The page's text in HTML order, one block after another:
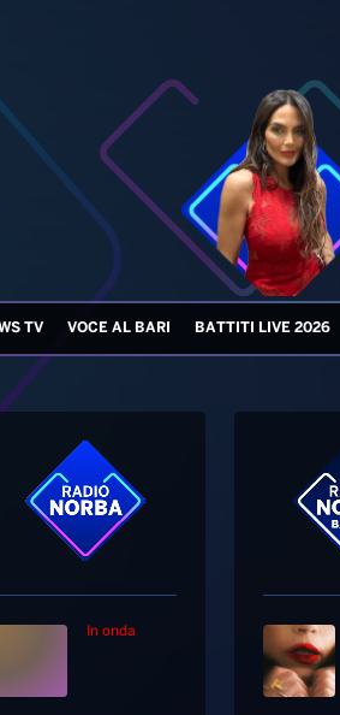
TV VOCE AL BARI BATTITI LIVE 2026
In onda